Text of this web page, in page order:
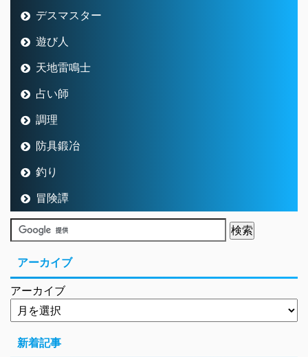
デスマスター
遊び人
天地雷鳴士
占い師
調理
防具鍛冶
釣り
冒険譚
アーカイブ
アーカイブ
新着記事